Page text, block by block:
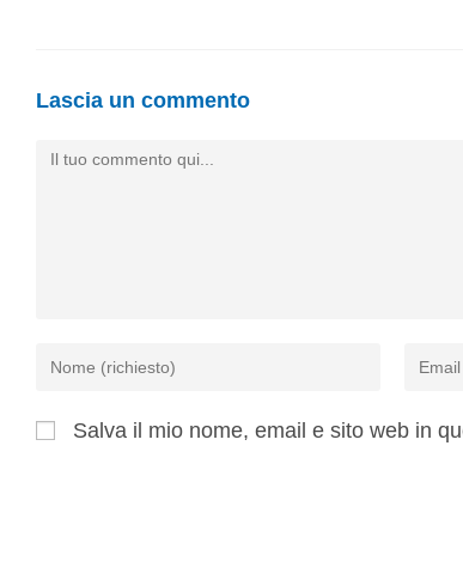
Lascia un commento
Salva il mio nome, email e sito web in